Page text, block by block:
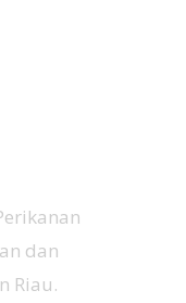
dan
Riau.